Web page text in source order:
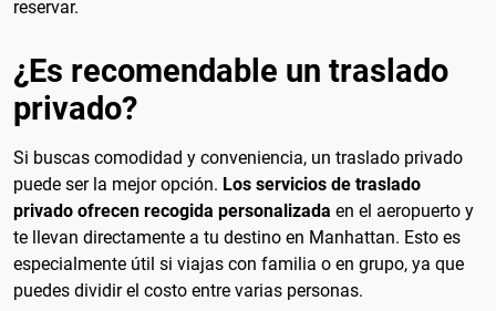
reservar.
¿Es recomendable un traslado
privado?
Si buscas comodidad y conveniencia, un traslado privado
puede ser la mejor opción. Los servicios de traslado
privado ofrecen recogida personalizada en el aeropuerto y
te llevan directamente a tu destino en Manhattan. Esto es
especialmente útil si viajas con familia o en grupo, ya que
puedes dividir el costo entre varias personas.